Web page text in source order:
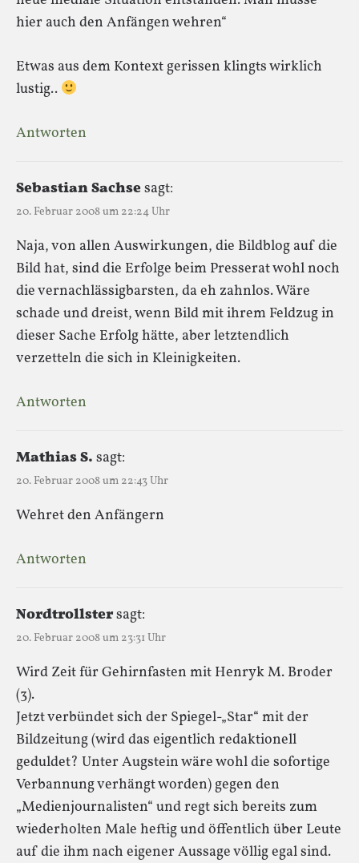
hier auch den Anfängen wehren“
Etwas aus dem Kontext gerissen klingts wirklich
lustig..
Antworten
Sebastian Sachsesagt:
20. Februar 2008 um 22:24 Uhr
Naja, von allen Auswirkungen, die Bildblog auf die
Bild hat, sind die Erfolge beim Presserat wohl noch
die vernachlässigbarsten, da eh zahnlos. Wäre
schade und dreist, wenn Bild mit ihrem Feldzug in
dieser Sache Erfolg hätte, aber letztendlich
verzetteln die sich in Kleinigkeiten.
Antworten
Mathias S. sagt:
20. Februar 2008 um 22:43 Uhr
Wehret den Anfängern
Antworten
Nordtrollstersagt:
20. Februar 2008 um 23:31 Uhr
Wird Zeit für Gehirnfasten mit Henryk M. Broder
(3).
Jetzt verbündet sich der Spiegel-„Star“ mit der
Bildzeitung (wird das eigentlich redaktionell
geduldet? Unter Augstein wäre wohl die sofortige
Verbannung verhängt worden) gegen den
„Medienjournalisten“ und regt sich bereits zum
wiederholten Male heftig und öffentlich über Leute
auf die ihm nach eigener Aussage völlig egal sind.